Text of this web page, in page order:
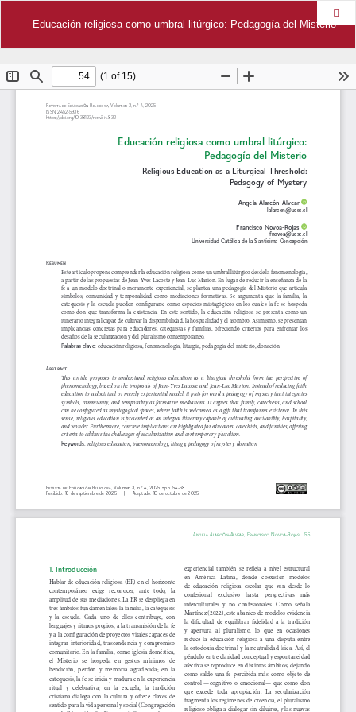
Educación religiosa como umbral litúrgico: Pedagogía del Misterio